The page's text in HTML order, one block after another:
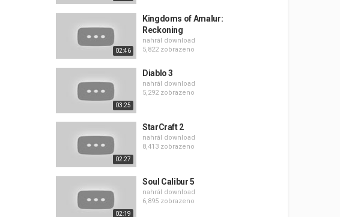
02:46
Kingdoms of Amalur:
Reckoning
nahrál download
5,822 zobrazeno
03:25
Diablo 3
nahrál download
5,292 zobrazeno
02:27
StarCraft 2
nahrál download
8,413 zobrazeno
02:19
Soul Calibur 5
nahrál download
6,895 zobrazeno